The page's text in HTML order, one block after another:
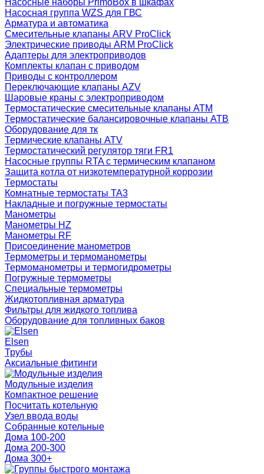
Насосные наборы PrimoBox в шкафах
Насосная группа WZS для ГВС
Арматура и автоматика
Смесительные клапаны ARV ProClick
Электрические приводы ARM ProClick
Адаптеры для электроприводов
Комплекты клапан с приводом
Приводы с контроллером
Переключающие клапаны AZV
Шаровые краны с электроприводом
Термостатические смесительные клапаны ATM
Термостатические балансировочные клапаны ATB
Оборудование для тк
Термические клапаны ATV
Термостатический регулятор тяги FR1
Насосные группы RTA с термическим клапаном
Защита котла от низкотемпературной коррозии
Термостаты
Комнатные термостаты TA3
Накладные и погружные термостаты
Манометры
Манометры HZ
Манометры RF
Присоединение манометров
Термометры и термоманометры
Термоманометры и термогидрометры
Погружные термометры
Специальные термометры
Жидкотопливная арматура
Фильтры для жидкого топлива
Оборудование для топливных баков
Elsen
Трубы
Аксиальные фитинги
Модульные изделия
Компактное решение
Посчитать котельную
Узел ввода воды
Собранные котельные
Дома 100-200
Дома 200-300
Дома 300+